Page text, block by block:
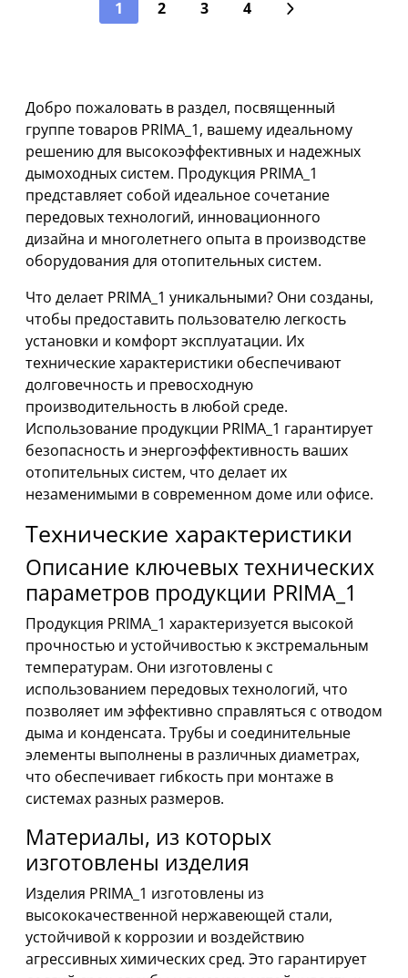
1 2 3 4
Добро пожаловать в раздел, посвященный
группе товаров PRIMA_1, вашему идеальному
решению для высокоэффективных и надежных
дымоходных систем. Продукция PRIMA_1
представляет собой идеальное сочетание
передовых технологий, инновационного
дизайна и многолетнего опыта в производстве
оборудования для отопительных систем.
Что делает PRIMA_1 уникальными? Они созданы,
чтобы предоставить пользователю легкость
установки и комфорт эксплуатации. Их
технические характеристики обеспечивают
долговечность и превосходную
производительность в любой среде.
Использование продукции PRIMA_1 гарантирует
безопасность и энергоэффективность ваших
отопительных систем, что делает их
незаменимыми в современном доме или офисе.
Технические характеристики
Описание ключевых технических
параметров продукции PRIMA_1
Продукция PRIMA_1 характеризуется высокой
прочностью и устойчивостью к экстремальным
температурам. Они изготовлены с
использованием передовых технологий, что
позволяет им эффективно справляться с отводом
дыма и конденсата. Трубы и соединительные
элементы выполнены в различных диаметрах,
что обеспечивает гибкость при монтаже в
системах разных размеров.
Материалы, из которых
изготовлены изделия
Изделия PRIMA_1 изготовлены из
высококачественной нержавеющей стали,
устойчивой к коррозии и воздействию
агрессивных химических сред. Это гарантирует